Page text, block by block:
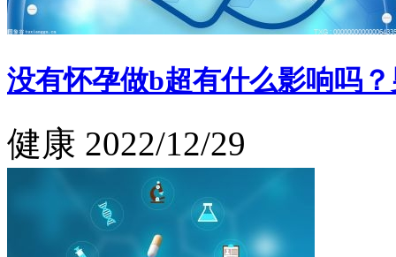
没有怀孕做b超有什么影响吗
健康 2022/12/29